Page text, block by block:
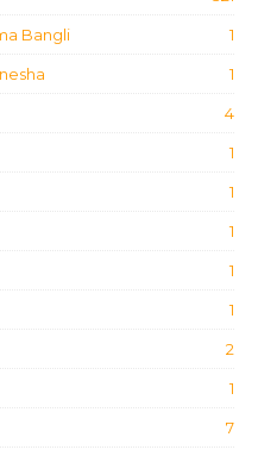
Bangli 1
1
4
1
1
1
1
1
2
1
7